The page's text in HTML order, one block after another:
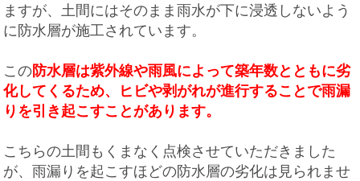
ますが、土間にはそのまま雨水が下に浸透しないよう
に防水層が施工されています。
この防水層は紫外線や雨風によって築年数とともに劣
化してくるため、ヒビや剥がれが進行することで雨漏
りを引き起こすことがあります。
こちらの土間もくまなく点検させていただきました
が、雨漏りを起こすほどの防水層の劣化は見られませ